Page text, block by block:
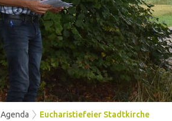
Agenda Eucharistiefeier Stadtkirche